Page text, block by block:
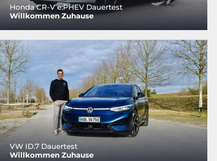
Honda CR-V e:PHEV Dauertest
Willkommen Zuhause
VW ID.7 Dauertest
Willkommen Zuhause